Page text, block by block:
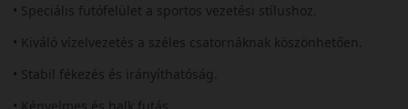
• Speciális futófelület a sportos vezetési stílushoz.
• Kiváló vízelvezetés a széles csatornáknak köszönhetően.
• Stabil fékezés és irányíthatóság.
• Kényelmes és halk futás.